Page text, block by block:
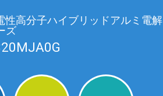
高分子ハイブリッドアルミ電
ズ